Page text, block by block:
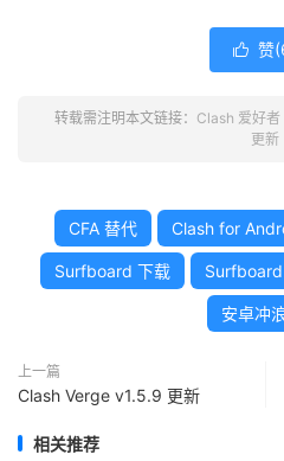
 赞(
转载需注明本文链接： Clash 爱好者
更新
CFA 替代 Clash for
Surfboard 下载
安卓冲
上一篇
Clash Verge v1.5.9 更新
相关推荐